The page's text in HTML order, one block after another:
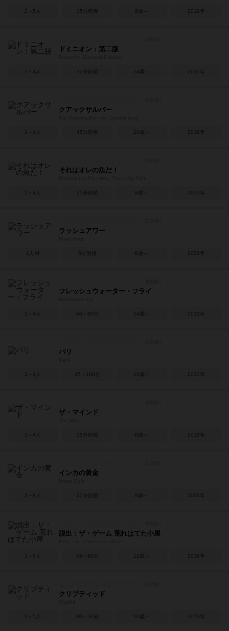
2～5人 15分前後 9歳～ 2019年
ドミニオン：第二版
2～4人 30分前後 14歳～ 2016年
クアックサルバー
2～4人 45分前後 10歳～ 2018年
それはオレの魚だ！
2～4人 20分前後 8歳～ 2005年
ラッシュアワー
1人用 5分前後 8歳～ 2009年
フレッシュウォーター・フライ
1～4人 40～90分 14歳～ 2019年
パリ
2～4人 45～100分 10歳～ 2020年
ザ・マインド
2～4人 15分前後 8歳～ 2018年
インカの黄金
3～8人 20分前後 8歳～ 2006年
脱出：ザ・ゲーム 荒れはてた小屋
1～6人 45～90分 12歳～ 2016年
クリプティッド
3～5人 30～50分 10歳～ 2018年